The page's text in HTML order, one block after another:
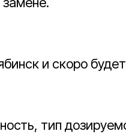
и скоро будет
тип